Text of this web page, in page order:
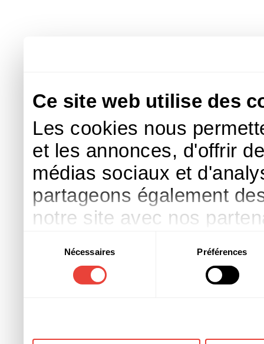
Ce site web utilise des
Les cookies nous
et les annonces, d'offrir
médias sociaux et
partageons également
notre site avec nos
d'autres informations
ont collectées lors de
consentement
Nécessaires Préférences